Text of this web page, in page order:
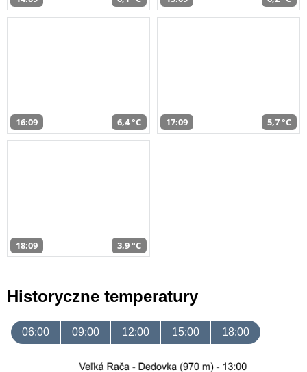
16:09 6,4 °C 17:09 5,7 °C
18:09 3,9 °C
Historyczne temperatury
06:00 09:00 12:00 15:00 18:00